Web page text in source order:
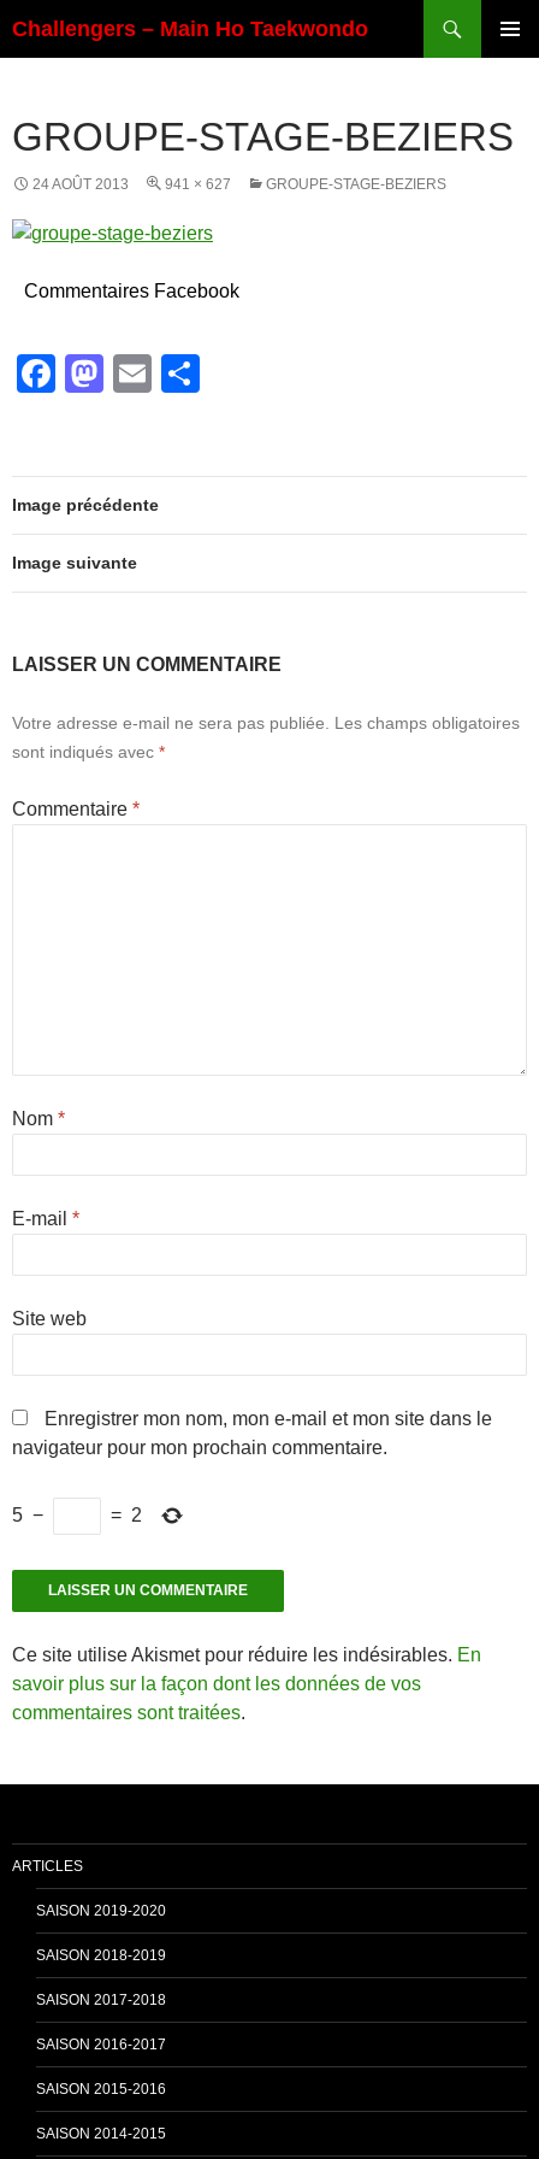
au
Challengers – Main Ho Taekwondo
GROUPE-STAGE-BEZIERS
24 AOÛT 2013 941 × 627 GROUPE-STAGE-BEZIERS
Commentaires Facebook
F
e
b
o
o
M
o
d
o
n
E
g
er
Image précédente
Image suivante
LAISSER UN COMMENTAIRE
Votre adresse e-mail ne sera pas publiée.
Les champs obligatoires
sont indiqués avec *
Commentaire *
Nom *
E-mail *
Site web
Enregistrer mon nom, mon e-mail et mon site dans le
navigateur pour mon prochain commentaire.
5 − = 2
Ce site utilise Akismet pour réduire les indésirables. En
savoir plus sur la façon dont les données de vos
commentaires sont traitées.
ARTICLES
SAISON 2019-2020
SAISON 2018-2019
SAISON 2017-2018
SAISON 2016-2017
SAISON 2015-2016
SAISON 2014-2015